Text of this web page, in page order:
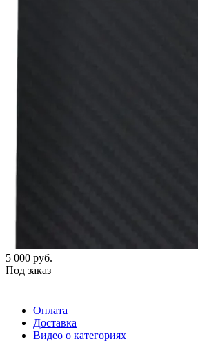
5 000 руб.
Под заказ
Оплата
Доставка
Видео о категориях